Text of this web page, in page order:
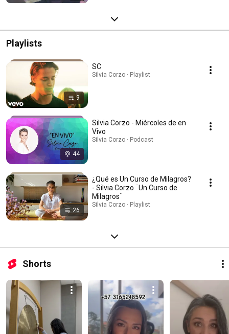
Playlists
9
SC
Silvia Corzo · Playlist
44
Silvia Corzo - Miércoles de en
Vivo
Silvia Corzo · Podcast
26
¿Qué es Un Curso de Milagros?
- Silvia Corzo ¨Un Curso de
Milagros¨
Silvia Corzo · Playlist
Shorts